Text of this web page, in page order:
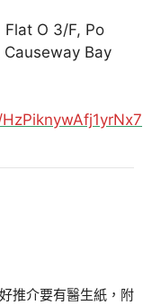
O 3/F, Po
Causeway Bay
推介要有醫生紙，附